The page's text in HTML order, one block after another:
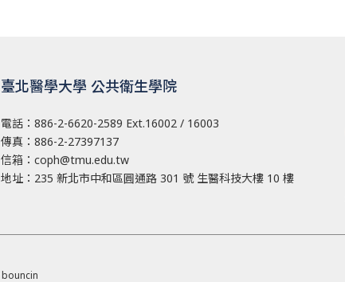
臺北醫學大學 公共衛生學院
電話： 886-2-6620-2589 Ext.16002 / 16003
傳真：886-2-27397137
信箱： coph@tmu.edu.tw
地址： 235 新北市中和區圓通路 301 號生醫科技大樓 10 樓
bouncin